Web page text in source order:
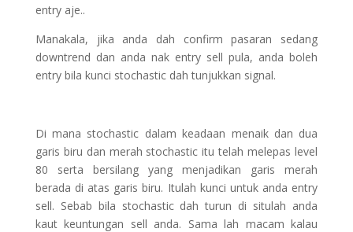
entry aje..
Manakala, jika anda dah confirm pasaran sedang
downtrend dan anda nak entry sell pula, anda boleh
entry bila kunci stochastic dah tunjukkan signal.
Di mana stochastic dalam keadaan menaik dan dua
garis biru dan merah stochastic itu telah melepas level
80 serta bersilang yang menjadikan garis merah
berada di atas garis biru. Itulah kunci untuk anda entry
sell. Sebab bila stochastic dah turun di situlah anda
kaut keuntungan sell anda. Sama lah macam kalau